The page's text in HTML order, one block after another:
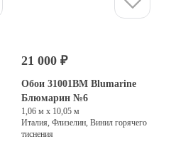
21 000 ₽
Обои 31001BM Blumarine
Блюмарин №6
1,06 м х 10,05 м
Италия, Флизелин, Винил горячего
тиснения